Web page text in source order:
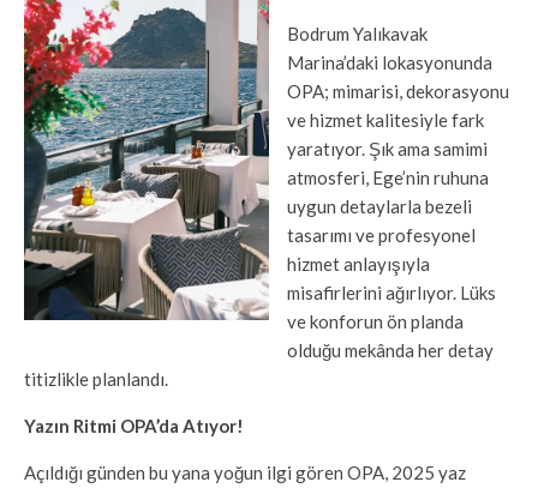
Bodrum Yalıkavak
Marina’daki lokasyonunda
OPA; mimarisi, dekorasyonu
ve hizmet kalitesiyle fark
yaratıyor. Şık ama samimi
atmosferi, Ege’nin ruhuna
uygun detaylarla bezeli
tasarımı ve profesyonel
hizmet anlayışıyla
misafirlerini ağırlıyor. Lüks
ve konforun ön planda
olduğu mekânda her detay
titizlikle planlandı.
Yazın Ritmi OPA’da Atıyor!
Açıldığı günden bu yana yoğun ilgi gören OPA, 2025 yaz